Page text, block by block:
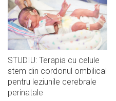
STUDIU: Terapia cu celule
stem din cordonul ombilical
pentru leziunile cerebrale
perinatale